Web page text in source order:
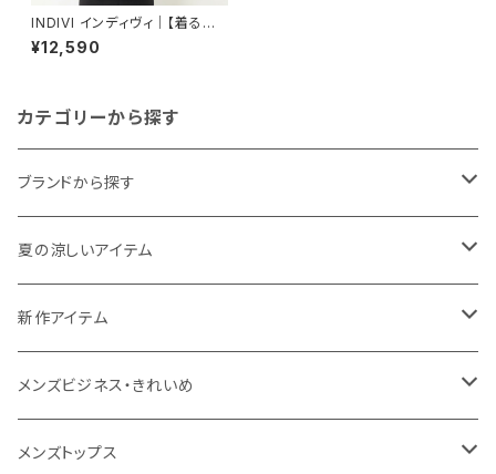
INDIVI インディヴィ｜【着る日
傘】シフォンドッキングブラウス
｜遮熱 UVカット 接触冷感 吸汗
¥12,590
カテゴリーから探す
ブランドから探す
THE NORTH FACE
NANGA
1PIU1UGUALE3 RELAX
go slow caravan
夏の涼しいアイテム
メンズ
レディース
新作アイテム
メンズ
レディース
メンズビジネス・きれいめ
スーツ
メンズトップス